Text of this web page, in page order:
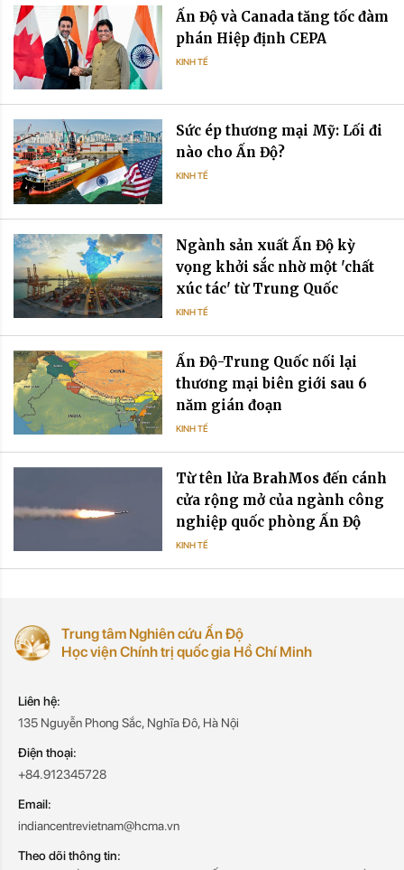
Ấn Độ và Canada tăng tốc đàm
phán Hiệp định CEPA
KINH TẾ
Sức ép thương mại Mỹ: Lối đi
nào cho Ấn Độ?
KINH TẾ
Ngành sản xuất Ấn Độ kỳ
vọng khởi sắc nhờ một 'chất
xúc tác' từ Trung Quốc
KINH TẾ
Ấn Độ-Trung Quốc nối lại
thương mại biên giới sau 6
năm gián đoạn
KINH TẾ
Từ tên lửa BrahMos đến cánh
cửa rộng mở của ngành công
nghiệp quốc phòng Ấn Độ
KINH TẾ
Trung tâm Nghiên cứu Ấn Độ
Học viện Chính trị quốc gia Hồ Chí Minh
Liên hệ:
135 Nguyễn Phong Sắc, Nghĩa Đô, Hà Nội
Điện thoại:
+84.912345728
Email:
indiancentrevietnam@hcma.vn
Theo dõi thông tin: